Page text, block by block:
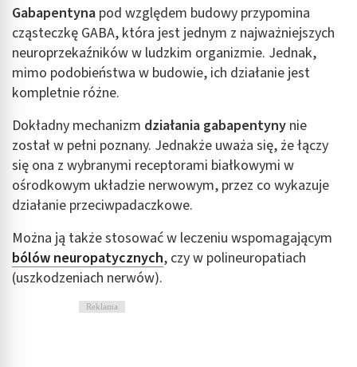
Gabapentyna pod względem budowy przypomina
cząsteczkę GABA, która jest jednym z najważniejszych
neuroprzekaźników w ludzkim organizmie. Jednak,
mimo podobieństwa w budowie, ich działanie jest
kompletnie różne.
Dokładny mechanizm działania gabapentyny nie
został w pełni poznany. Jednakże uważa się, że łączy
się ona z wybranymi receptorami białkowymi w
ośrodkowym układzie nerwowym, przez co wykazuje
działanie przeciwpadaczkowe.
Można ją także stosować w leczeniu wspomagającym
bólów neuropatycznych, czy w polineuropatiach
(uszkodzeniach nerwów).
Reklama